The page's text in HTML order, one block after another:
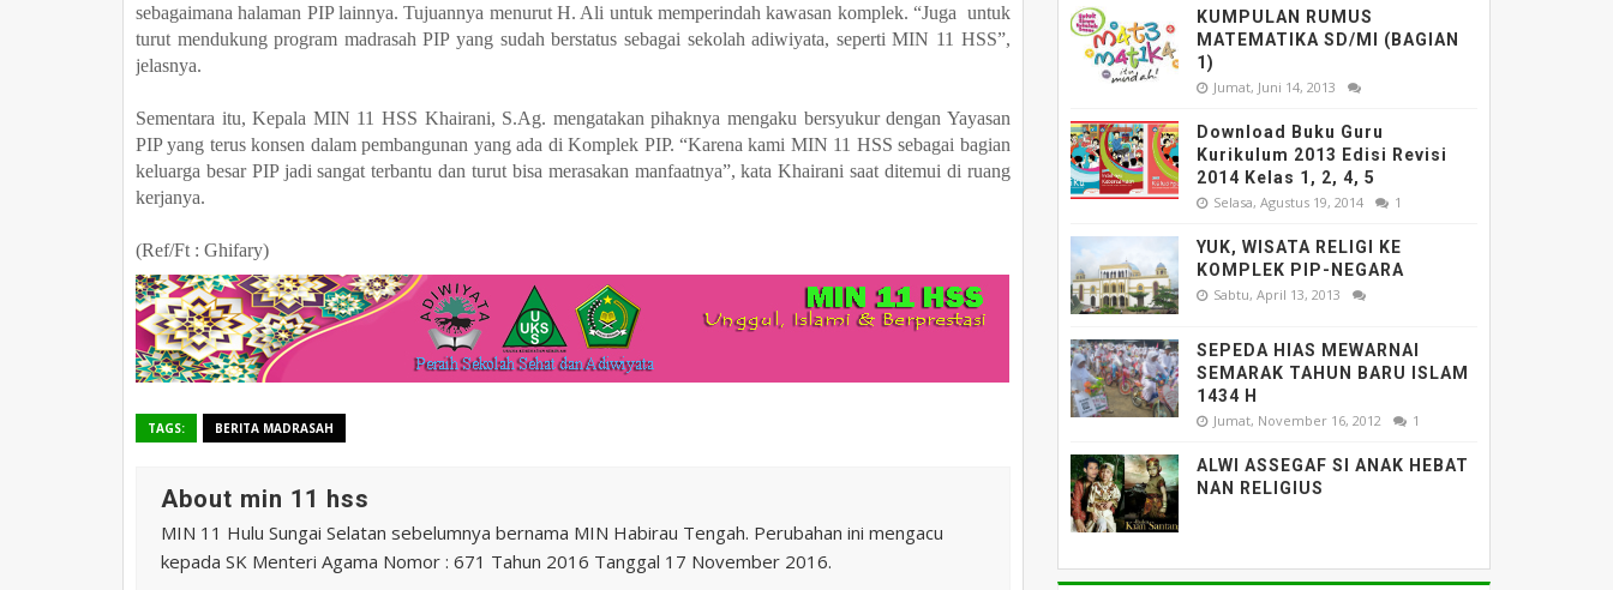
sebagaimana halaman PIP lainnya. Tujuannya menurut H. Ali untuk memperindah kawasan komplek. “Juga untuk
turut mendukung program madrasah PIP yang sudah berstatus sebagai sekolah adiwiyata, seperti MIN 11 HSS”,
jelasnya.
Sementara itu,Kepala MIN 11 HSS Khairani, S.Ag. mengatakan pihaknya mengaku bersyukurdengan Yayasan
PIP yang terus konsen dalam pembangunan yang ada di Komplek PIP. “Karena kami MIN 11 HSS sebagai bagian
keluarga besar PIP jadi sangat terbantu dan turut bisa merasakan manfaatnya”, kata Khairani saat ditemui di ruang
kerjanya.
(Ref/Ft : Ghifary)
TAGS: BERITA MADRASAH
About min 11 hss
MIN 11 Hulu Sungai Selatan sebelumnya bernama MIN Habirau Tengah. Perubahan ini mengacu
kepada SK Menteri Agama Nomor : 671 Tahun 2016 Tanggal 17 November 2016.
KUMPULAN RUMUS
MATEMATIKA SD/MI (BAGIAN
1)
Jumat, Juni 14, 2013
Download Buku Guru
Kurikulum 2013 Edisi Revisi
2014 Kelas 1, 2, 4, 5
Selasa, Agustus 19, 2014 1
YUK, WISATA RELIGI KE
KOMPLEK PIP-NEGARA
Sabtu, April 13, 2013
SEPEDA HIAS MEWARNAI
SEMARAK TAHUN BARU ISLAM
1434 H
Jumat, November 16, 2012 1
ALWI ASSEGAF SI ANAK HEBAT
NAN RELIGIUS